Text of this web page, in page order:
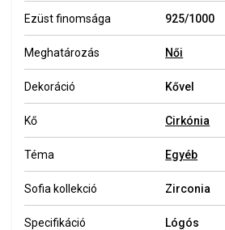
Ezüst finomsága 925/1000
Meghatározás Női
Dekoráció Kővel
Kő Cirkónia
Téma Egyéb
Sofia kollekció Zirconia
Specifikáció Lógós